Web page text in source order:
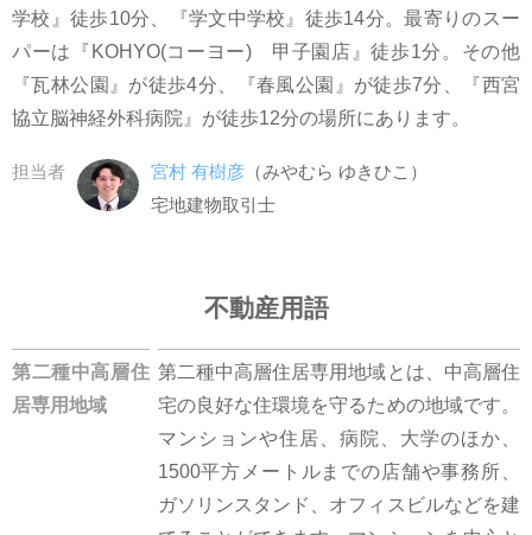
学校』徒歩10分、『学文中学校』徒歩14分。最寄りのスー
パーは『KOHYO(コーヨー) 甲子園店』徒歩1分。その他
『瓦林公園』が徒歩4分、『春風公園』が徒歩7分、『西宮
協立脳神経外科病院』が徒歩12分の場所にあります。
担当者 宮村 有樹彦（みやむら ゆきひこ）
宅地建物取引士
不動産用語
第二種中高層住
居専用地域
第二種中高層住居専用地域とは、中高層住
宅の良好な住環境を守るための地域です。
マンションや住居、病院、大学のほか、
1500平方メートルまでの店舗や事務所、
ガソリンスタンド、オフィスビルなどを建